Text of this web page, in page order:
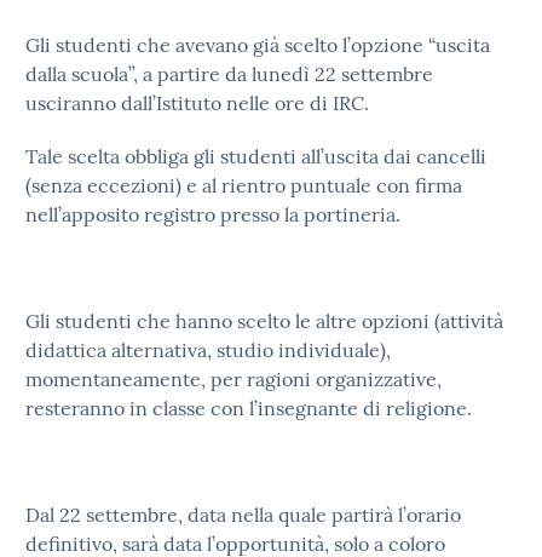
Gli studenti che avevano già scelto l’opzione “uscita
dalla scuola”, a partire da lunedì 22 settembre
usciranno dall’Istituto nelle ore di IRC.
Tale scelta obbliga gli studenti all’uscita dai cancelli
(senza eccezioni) e al rientro puntuale con firma
nell’apposito registro presso la portineria.
Gli studenti che hanno scelto le altre opzioni (attività
didattica alternativa, studio individuale),
momentaneamente, per ragioni organizzative,
resteranno in classe con l’insegnante di religione.
Dal 22 settembre, data nella quale partirà l’orario
definitivo, sarà data l’opportunità, solo a coloro